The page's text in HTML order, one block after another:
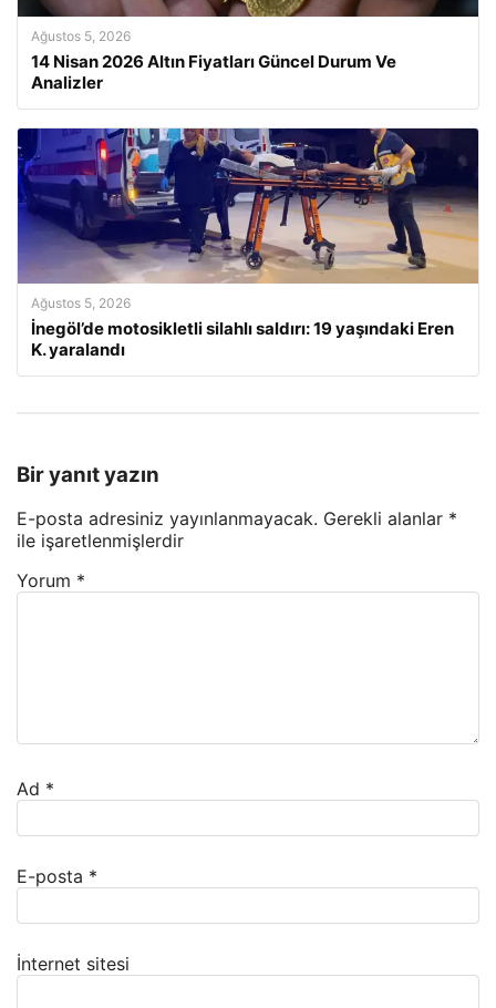
Ağustos 5, 2026
14 Nisan 2026 Altın Fiyatları Güncel Durum Ve
Analizler
Ağustos 5, 2026
İnegöl’de motosikletli silahlı saldırı: 19 yaşındaki Eren
K. yaralandı
Bir yanıt yazın
E-posta adresiniz yayınlanmayacak. Gerekli alanlar *
ile işaretlenmişlerdir
Yorum *
Ad *
E-posta *
İnternet sitesi